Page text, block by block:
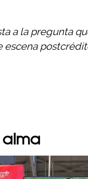
a la pregunta
escena
alma